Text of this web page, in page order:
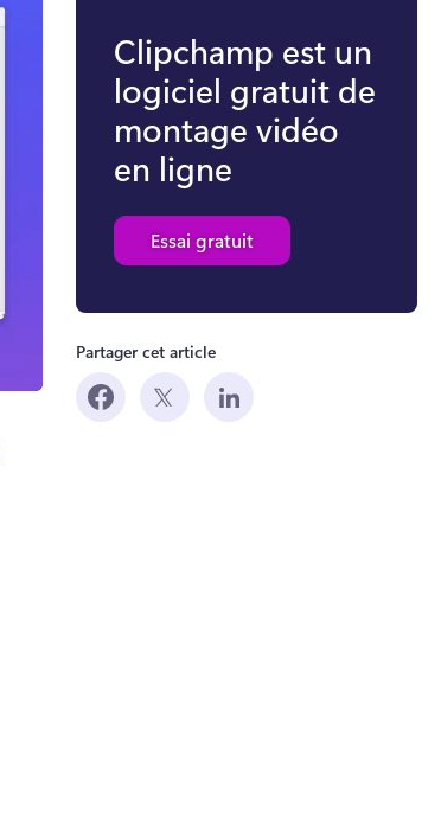
Clipchamp est un
logiciel gratuit de
montage vidéo
en ligne
Essai gratuit
Partager cet article